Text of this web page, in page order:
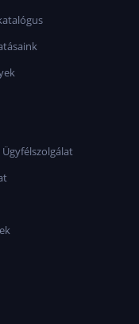
és mérési